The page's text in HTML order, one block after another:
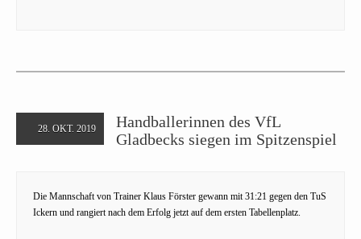
28. OKT. 2019
Handballerinnen des VfL
Gladbecks siegen im Spitzenspiel
Die Mannschaft von Trainer Klaus Förster gewann mit 31:21 gegen den TuS
Ickern und rangiert nach dem Erfolg jetzt auf dem ersten Tabellenplatz.